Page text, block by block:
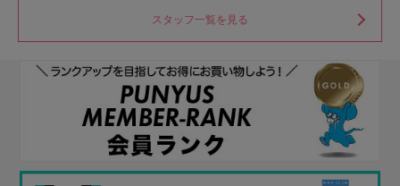
スタッフ一覧を見る